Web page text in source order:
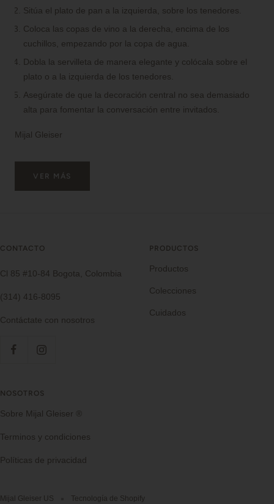
Sitúa el plato de pan a la izquierda, sobre los tenedores.
Coloca las copas de vino a la derecha, encima de los
cuchillos, empezando por la copa de agua.
Dobla la servilleta de manera elegante y colócala sobre el
plato o a la izquierda de los tenedores.
Asegúrate de que la decoración central no sea demasiado
alta para fomentar la conversación entre invitados.
Mijal Gleiser
VER MÁS
CONTACTO
Cl 85 #10-84 Bogota, Colombia
(314) 416-8095
Contáctate con nosotros
PRODUCTOS
Productos
Colecciones
Cuidados
NOSOTROS
Sobre Mijal Gleiser ®
Terminos y condiciones
Políticas de privacidad
Mijal Gleiser US Tecnología de Shopify